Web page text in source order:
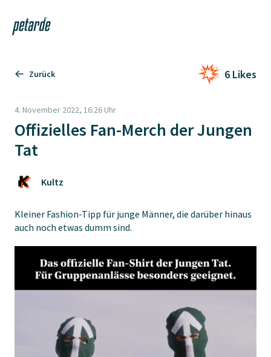
Zur Startseite
Zurück 6 Likes
4. November 2022, 16:26 Uhr
Offizielles Fan-Merch der Jungen
Tat
Kultz
Kleiner Fashion-Tipp für junge Männer, die darüber hinaus
auch noch etwas dumm sind.